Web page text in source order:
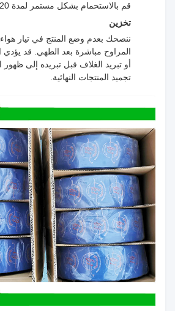
قم بالاستحمام بشكل مستمر لمدة 20 دقيقة.
تخزين
ننصحك بعدم وضع المنتج في تيار
المراوح مباشرة بعد الطهي. قد يؤدي
أو تبريد الغلاف قبل تبريده إلى ظهور
تجميد المنتجات النهائية.